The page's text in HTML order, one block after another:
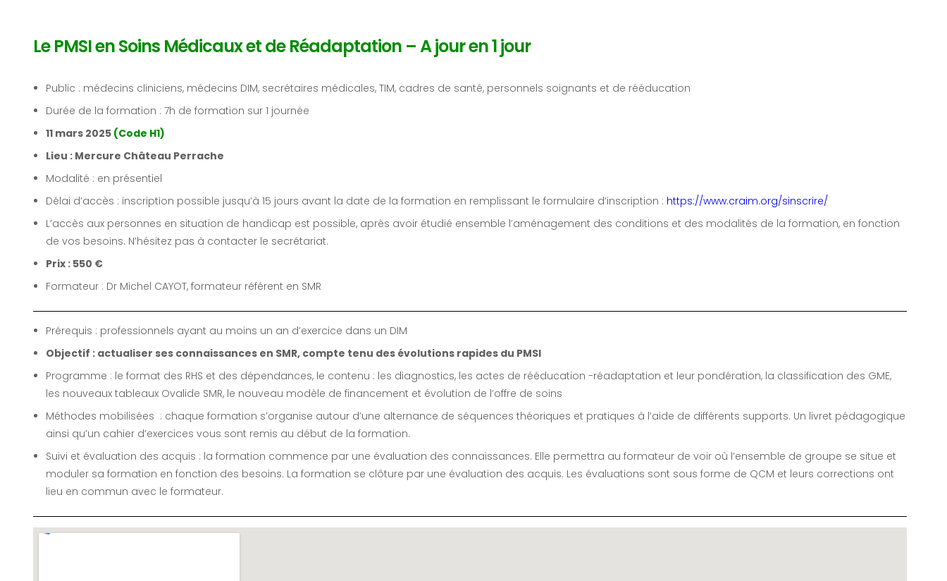
Le PMSI en Soins Médicaux et de Réadaptation – A jour en 1 jour
Public : médecins cliniciens, médecins DIM, secrétaires médicales, TIM, cadres de santé, personnels soignants et de rééducation
Durée de la formation : 7h de formation sur 1 journée
11 mars 2025 (Code H1)
Lieu : Mercure Château Perrache
Modalité : en présentiel
Délai d’accès : inscription possible jusqu’à 15 jours avant la date de la formation en remplissant le formulaire d’inscription : https://www.craim.org/sinscrire/
L’accès aux personnes en situation de handicap est possible, après avoir étudié ensemble l’aménagement des conditions et des modalités de la formation, en fonction
de vos besoins. N’hésitez pas à contacter le secrétariat.
Prix : 550 €
Formateur : Dr Michel CAYOT, formateur référent en SMR
Prérequis : professionnels ayant au moins un an d’exercice dans un DIM
Objectif : actualiser ses connaissances en SMR, compte tenu des évolutions rapides du PMSI
Programme : le format des RHS et des dépendances, le contenu : les diagnostics, les actes de rééducation -réadaptation et leur pondération, la classification des GME,
les nouveaux tableaux Ovalide SMR, le nouveau modèle de financement et évolution de l’offre de soins
Méthodes mobilisées : chaque formation s’organise autour d’une alternance de séquences théoriques et pratiques à l’aide de différents supports. Un livret pédagogique
ainsi qu’un cahier d’exercices vous sont remis au début de la formation.
Suivi et évaluation des acquis : la formation commence par une évaluation des connaissances. Elle permettra au formateur de voir où l’ensemble de groupe se situe et
moduler sa formation en fonction des besoins. La formation se clôture par une évaluation des acquis. Les évaluations sont sous forme de QCM et leurs corrections ont
lieu en commun avec le formateur.